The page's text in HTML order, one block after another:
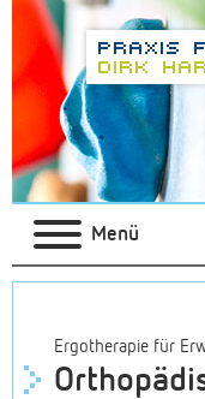
Menü
Ergotherapie für